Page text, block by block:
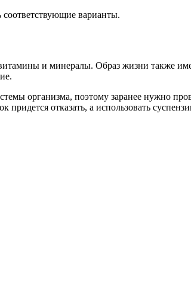
варианты.
и минералы. Образ жизни также
организма, поэтому заранее нужно
отказать, а использовать